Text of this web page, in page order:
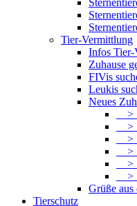
Tier-Vermittlung
Infos Tier-
Zuhause
FIVis
Leukis
Neues
>
>
>
>
>
>
Grüße aus
Tierschutz